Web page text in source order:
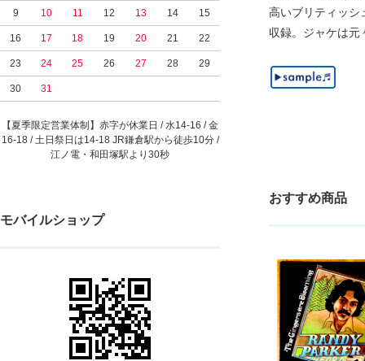
9 10 11 12 13 14 15
16 17 18 19 20 21 22
23 24 25 26 27 28 29
30 31
【夏季限定営業体制】赤字が休業日 / 水14-16 / 金
16-18 / 土日祭日は14-18 JR鎌倉駅から徒歩10分 /
江ノ電・和田塚駅より30秒
モバイルショップ
高いブリティッシ
収録。ジャケは元
おすすめ商品